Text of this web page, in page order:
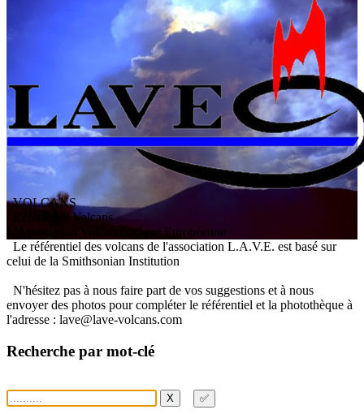
VOLCANS
/ Référentiel Volcans
ssociation V olcanologiqueEuropéenne
Le référentiel des volcans de l'association L.A.V.E. est basé sur
celui de la Smithsonian Institution
N'hésitez pas à nous faire part de vos suggestions et à nous
envoyer des photos pour compléter le référentiel et la photothèque à
l'adresse : lave@lave-volcans.com
Recherche par mot-clé
X ✅